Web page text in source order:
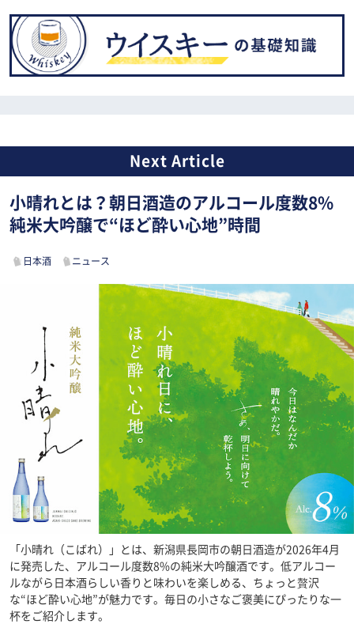
小晴れとは？朝日酒造のアルコール度数8%
純米大吟醸で“ほど酔い心地”時間
日本酒 ニュース
「小晴れ（こばれ）」とは、新潟県長岡市の朝日酒造が2026年4月
に発売した、アルコール度数8%の純米大吟醸酒です。低アルコー
ルながら日本酒らしい香りと味わいを楽しめる、ちょっと贅沢
な“ほど酔い心地”が魅力です。毎日の小さなご褒美にぴったりな一
杯をご紹介します。